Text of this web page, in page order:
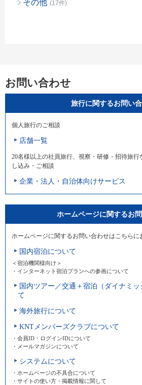
その他 (17件)
お問い合わせ
旅行に関するお問い
個人旅行のご相談
店舗一覧
20名様以上の社員旅行、視察・研修・招待旅行
し込み・ご相談
企業・法人・自治体向けサービス
ホームページに関するお
ホームページに関するお問い合わせはこちらに
国内宿泊について
＜宿泊機関様向け＞
・インターネット宿泊プランへの参画について
国内ツアー／交通＋宿泊（ダイナミ
て
海外旅行について
KNTメンバーズクラブについて
・会員ID・ログインIDについて
・メールマガジンについて
システムについて
・ホームページの不具合について
・サイトの使い方・掲載情報に関して